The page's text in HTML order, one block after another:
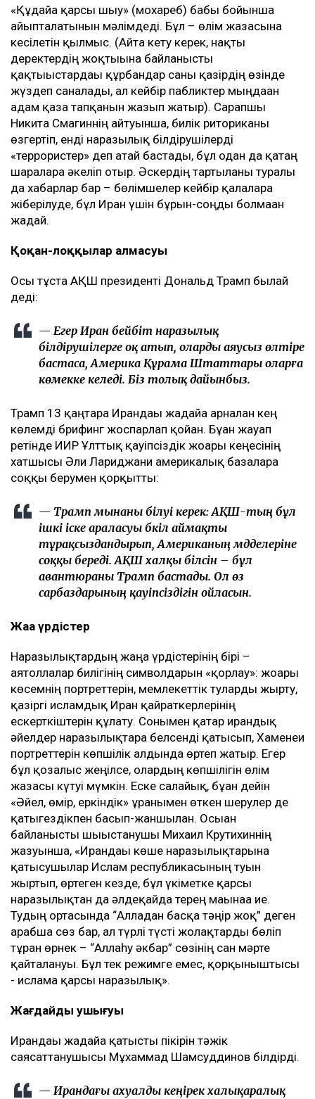
«Құдайға қарсы шығу» (мохареб) бабы бойынша
айыпталатынын мәлімдеді. Бұл – өлім жазасына
кесілетін қылмыс. (Айта кету керек, нақты
деректердің жоқтығына байланысты
қақтығыстардағы құрбандар саны қазірдің өзінде
жүздеп саналады, ал кейбір пабликтер мыңдаған
адам қаза тапқанын жазып жатыр). Сарапшы
Никита Смагиннің айтуынша, билік риториканы
өзгертіп, енді наразылық білдірушілерді
«террористер» деп атай бастады, бұл одан да қатаң
шараларға әкеліп отыр. Әскердің тартылғаны туралы
да хабарлар бар – бөлімшелер кейбір қалаларға
жіберілуде, бұл Иран үшін бұрын-соңды болмаған
жағдай.
Қоқан-лоққылар алмасуы
Осы тұста АҚШ президенті Дональд Трамп былай
деді:
— Егер Иран бейбіт наразылық
білдірушілерге оқ атып, оларды аяусыз өлтіре
бастаса, Америка Құрама Штаттары оларға
көмекке келеді. Біз толық дайынбыз.
Трамп 13 қаңтарға Ирандағы жағдайға арналған кең
көлемді брифинг жоспарлап қойған. Бұған жауап
ретінде ИИР Ұлттық қауіпсіздік жоғары кеңесінің
хатшысы Әли Лариджани америкалық базаларға
соққы берумен қорқытты:
— Трамп мынаны білуі керек: АҚШ-тың бұл
ішкі іске араласуы бүкіл аймақты
тұрақсыздандырып, Американың мүдделеріне
соққы береді. АҚШ халқы білсін – бұл
авантюраны Трамп бастады. Ол өз
сарбаздарының қауіпсіздігін ойласын.
Жаңа үрдістер
Наразылықтардың жаңа үрдістерінің бірі –
аятоллалар билігінің символдарын «қорлау»: жоғарғы
көсемнің портреттерін, мемлекеттік туларды жырту,
қазіргі исламдық Иран қайраткерлерінің
ескерткіштерін құлату. Сонымен қатар ирандық
әйелдер наразылықтарға белсенді қатысып, Хаменеи
портреттерін көпшілік алдында өртеп жатыр. Егер
бұл қозғалыс жеңілсе, олардың көпшілігін өлім
жазасы күтуі мүмкін. Еске салайық, бұған дейін
«Әйел, өмір, еркіндік» ұранымен өткен шерулер де
қатыгездікпен басып-жаншылған. Осыған
байланысты шығыстанушы Михаил Крутихиннің
жазуынша, «Ирандағы көше наразылықтарына
қатысушылар Ислам республикасының туын
жыртып, өртеген кезде, бұл үкіметке қарсы
наразылықтан да әлдеқайда терең мағынаға ие.
Тудың ортасында “Алладан басқа тәңір жоқ” деген
арабша сөз бар, ал түрлі түсті жолақтарды бөліп
тұрған өрнек – “Аллаһу әкбар” сөзінің сан мәрте
қайталануы. Бұл тек режимге емес, қорқыныштысы
- исламға қарсы наразылық».
Жағдайдың ушығуы
Ирандағы жағдайға қатысты пікірін тәжік
саясаттанушысы Мұхаммад Шамсуддинов білдірді.
— Ирандағы ахуалды кеңірек халықаралық